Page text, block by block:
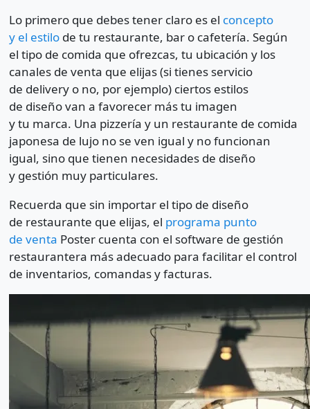
Lo primero que debes tener claro es el concepto
y el estilode tu restaurante, bar o cafetería. Según
el tipo de comida que ofrezcas, tu ubicación y los
canales de venta que elijas (si tienes servicio
de delivery o no, por ejemplo) ciertos estilos
de diseño van a favorecer más tu imagen
y tu marca. Una pizzería y un restaurante de comida
japonesa de lujo no se ven igual y no funcionan
igual, sino que tienen necesidades de diseño
y gestión muy particulares.
Recuerda que sin importar el tipo de diseño
de restaurante que elijas, el programa punto
de venta Poster cuenta con el software de gestión
restaurantera más adecuado para facilitar el control
de inventarios, comandas y facturas.